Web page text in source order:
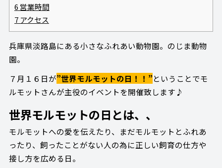
6 営業時間
7アクセス
兵庫県淡路島にある小さなふれあい動物園。のじま動物
園。
７月１６日が”世界モルモットの日！！”ということでモ
ルモットさんが主役のイベントを開催致します♪
世界モルモットの日とは、、
モルモットへの愛を伝えたり、まだモルモットとふれあ
ったり、飼ったことがない人の為に正しい飼育の仕方や
接し方を広める日。